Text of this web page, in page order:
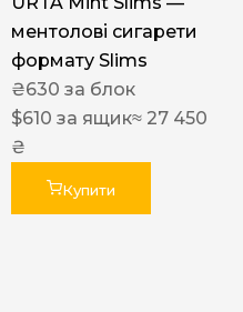
ментолові сигарети
формату Slims
₴630 за блок
$610 за ящик≈ 27 450
₴
Купити